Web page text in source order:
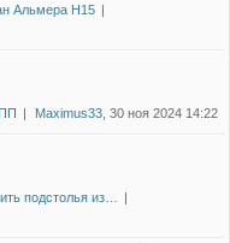
Альмера Н15
Maximus33 , 30 ноя 2024 14:22
подстолья из…